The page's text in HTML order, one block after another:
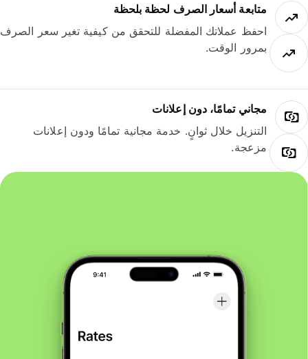
متابعة أسعار الصرف لحظة بلحظة
احفظ عملاتك المفضلة للتحقق من كيفية تغير سعر الصرف
بمرور الوقت.
مجاني تمامًا، دون إعلانات
التنزيل خلال ثوانٍ. خدمة مجانية تمامًا ودون إعلانات
مزعجة.